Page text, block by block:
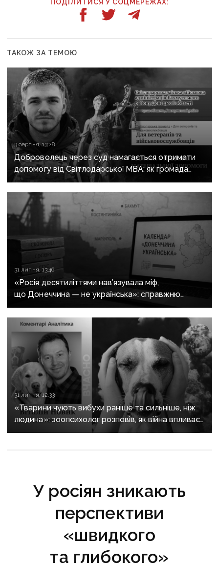
ПОДІЛИТИСЯ У СОЦМЕРЕЖАХ:
ТАКОЖ ЗА ТЕМОЮ
3 серпня, 13:28
Доброволець через суд намагається отримати
допомогу від Світлодарської МВА: як громада
руйнує довіру до влади
31 липня, 13:46
«Росія десятиліттями нав’язувала міф,
що Донеччина — не українська»: справжню
історію регіону зберуть в унікальному календарі
31 липня, 12:33
«Тварини чують вибухи раніше та сильніше, ніж
людина»: зоопсихолог розповів, як війна впливає
на домашніх улюбленців
У росіян зникають
перспективи
«швидкого
та глибокого»